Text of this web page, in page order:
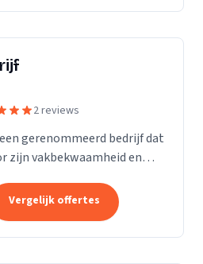
2 reviews
gerenommeerd bedrijf dat
zijn vakbekwaamheid en
elk een specifieke taak...
Vergelijk offertes